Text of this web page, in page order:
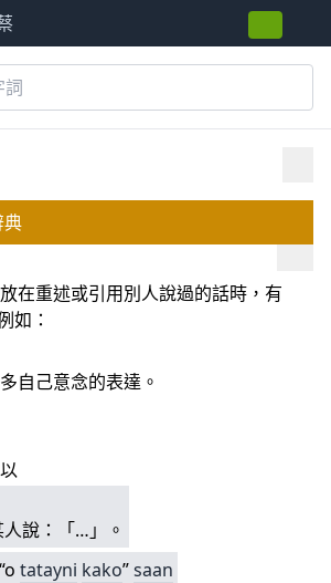
典
在重述或引用別人說過的話時，有
如：
自己意念的表達。
說：「…」。
“o tatayni kako”saan